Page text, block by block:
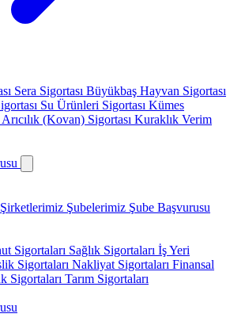
Sera Sigortası Büyükbaş Hayvan Sigortası
Su Ürünleri Sigortası Kümes
Arıcılık (Kovan) Sigortası Kuraklık Verim
Şubelerimiz Şube Başvurusu
Sigortaları Sağlık Sigortaları İş Yeri
Sigortaları Nakliyat Sigortaları Finansal
Sigortaları Tarım Sigortaları